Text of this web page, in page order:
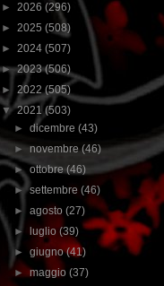
► 2026 (296)
► 2025 (508)
► 2024 (507)
►2023(506)
► 2022(505)
▼2021(503)
►dicembre(43)
►novembre(46)
►ottobre(46)
►settembre(46)
►agosto(27)
►
luglio(39)
►giugno(41)
►maggio(37)